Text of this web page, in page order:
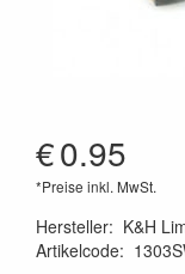
€0.95
*Preise inkl. MwSt.
Hersteller: K&H
Artikelcode: